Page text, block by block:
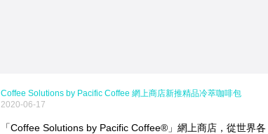
Coffee Solutions by Pacific Coffee 網上商店新推精品冷萃咖啡包
2020-06-17
「Coffee Solutions by Pacific Coffee®」網上商店，從世界各